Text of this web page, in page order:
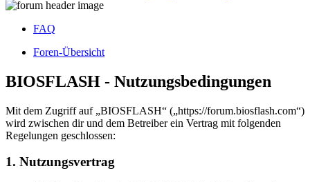
FAQ
Foren-Übersicht
BIOSFLASH - Nutzungsbedingungen
Mit dem Zugriff auf „BIOSFLASH“ („https://forum.biosflash.com“)
wird zwischen dir und dem Betreiber ein Vertrag mit folgenden
Regelungen geschlossen:
1. Nutzungsvertrag